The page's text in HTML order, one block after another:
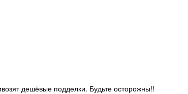
дешёвые подделки. Будьте осторожны!!